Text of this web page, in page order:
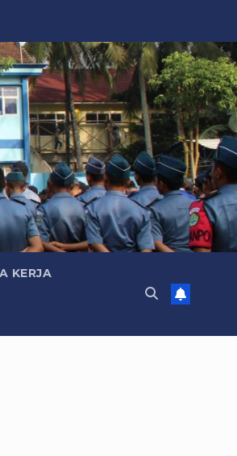
KERJA